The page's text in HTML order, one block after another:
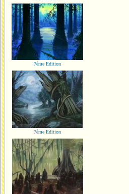
7ème Edition
7ème Edition